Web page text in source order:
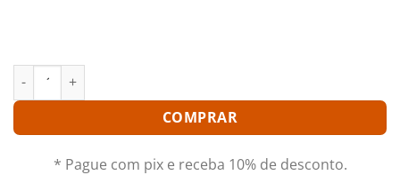
CATASETUM OSCULATUM X PENANG - MUDA 5 A 10CM
COMPRAR
* Pague com pix e receba 10% de desconto.